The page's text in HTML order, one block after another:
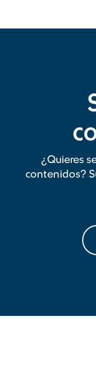
¿Quieres
contenidos?